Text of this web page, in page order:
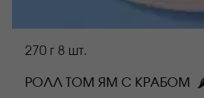
270 г 8 шт.
РОЛЛ ТОМ ЯМ С КРАБОМ